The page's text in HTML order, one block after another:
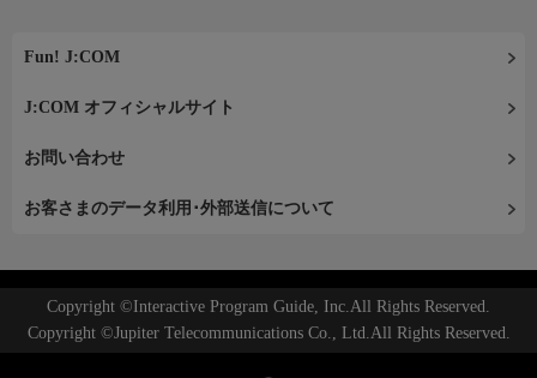
Fun! J:COM
J:COM オフィシャルサイト
お問い合わせ
お客さまのデータ利用･外部送信について
Copyright ©Interactive Program Guide, Inc.All Rights Reserved.
Copyright ©Jupiter Telecommunications Co., Ltd.All Rights Reserved.